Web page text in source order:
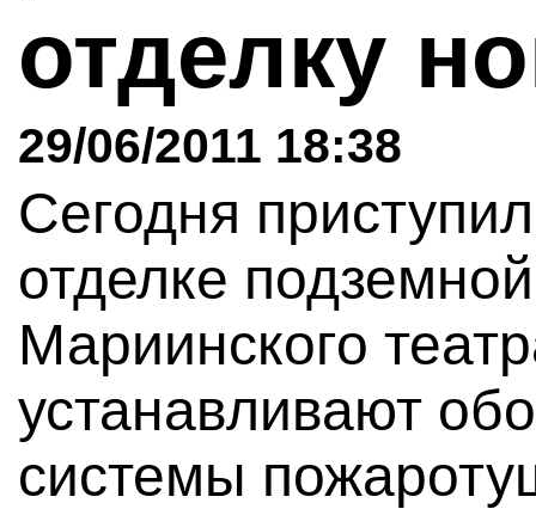
отделку
29/06/2011 18:38
Сегодня
отделке
Мариинского
устанавливают
системы